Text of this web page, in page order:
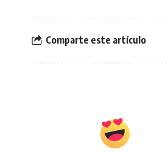
Comparte este artículo